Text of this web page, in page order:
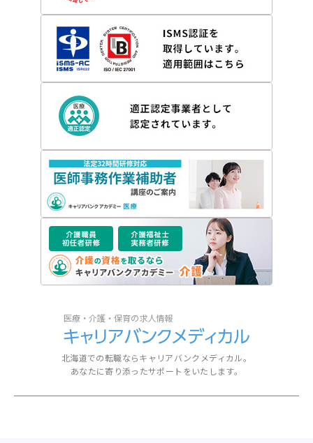
北海道での転職ならキャリアバンクメディカル。
あなたに寄り添ったサポートをいたします。